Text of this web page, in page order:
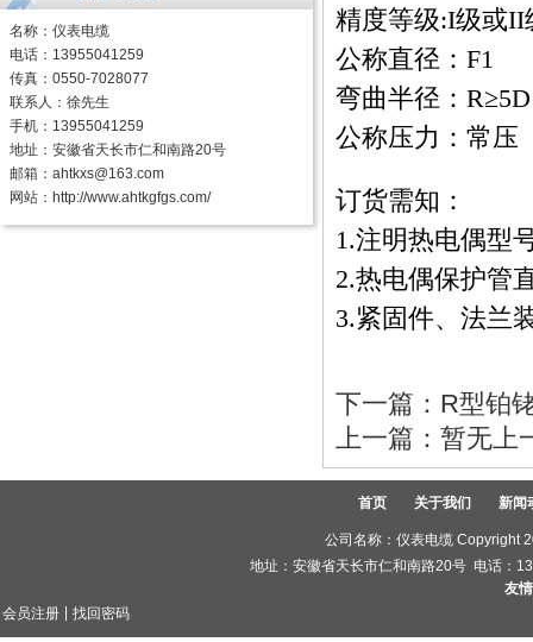
精度等级:I级或II
公称直径：F1
弯曲半径：R≥5D
公称压力：常压
订货需知：
1.注明热电偶型
2.热电偶保护管
3.紧固件、法兰
下一篇： R型铂
上一篇：暂无上
名称： 仪表电缆
电话：13955041259
传真：0550-7028077
联系人：徐先生
手机：13955041259
地址：安徽省天长市仁和南路20号
邮箱：ahtkxs@163.com
网站： http://www.ahtkgfgs.com/
首页 关于我们 新闻
公司名称：仪表电缆 Copyright
地址：安徽省天长市仁和南路20号 电话：
友
会员注册
找回密码